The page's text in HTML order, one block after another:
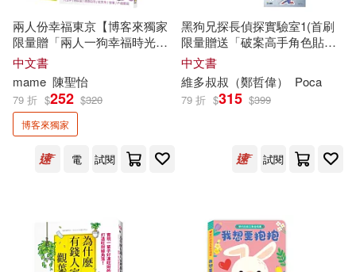
尤澤順(2)
嶋木明子(2) 川村康文(2)
左卷健男(2) 市瀨悅子(2)
張碩勛，王臻（主編）(2)
張鳴(2)
華文精典(2) 蔚藍文化(2)
蘋果屋(2)
西南師範大學出版社(2)
西南財經大學出版社(2)
青島出版社(2) 黎明文化(2)
CBETA 財團法人佛教電子佛典基金
兩人份幸福東京【博客來獨家
限量贈「兩人一狗幸福時光」
角色明信片組】：有你真好!朋
友、情侶、親子的雙倍有愛生
活
中文書
mame 陳聖怡
79 折 $252 $320
博客來獨家
電 試閱
黑狗兄探長偵探實驗室1(首刷
限量贈送「破案高手角色貼
紙」)：影子偷竊事件
中文書
維多叔叔（鄭哲偉）
Poca
79 折 $315 $399
試閱